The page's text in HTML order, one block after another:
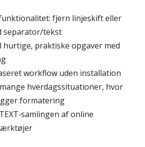
fjern linjeskift eller
separator/tekst
hurtige, praktiske opgaver med
workflow uden installation
hverdagssituationer, hvor
formatering
af online